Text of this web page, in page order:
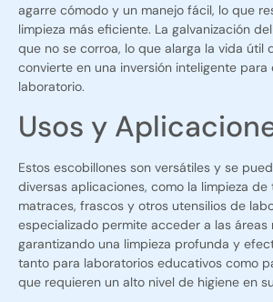
agarre cómodo y un manejo fácil, lo que
limpieza más eficiente. La galvanización
que no se corroa, lo que alarga la vida útil
convierte en una inversión inteligente para
laboratorio.
Usos y
Estos escobillones son versátiles y se
diversas aplicaciones, como la limpieza de
matraces, frascos y otros utensilios de
especializado permite acceder a las áreas
garantizando una limpieza profunda y
tanto para laboratorios educativos como
que requieren un alto nivel de higiene en